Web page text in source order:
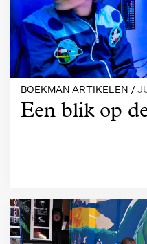
Een blik op
BOEKMAN ARTIKELEN /